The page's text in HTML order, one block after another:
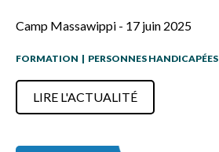
Camp Massawippi - 17 juin 2025
FORMATION | PERSONNES HANDICAPÉES
LIRE L'ACTUALITÉ